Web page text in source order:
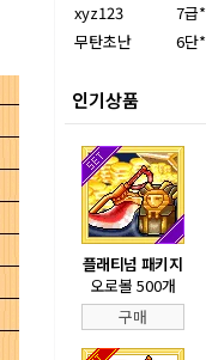
xyz123
7급*
무탄초난
6단*
인기상품
플래티넘 패키지
오로볼 500개
구매